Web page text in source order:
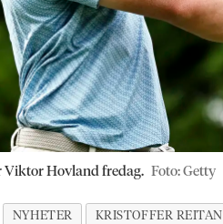
Viktor Hovland fredag. Foto: Getty
NYHETER KRISTOFFER REITAN